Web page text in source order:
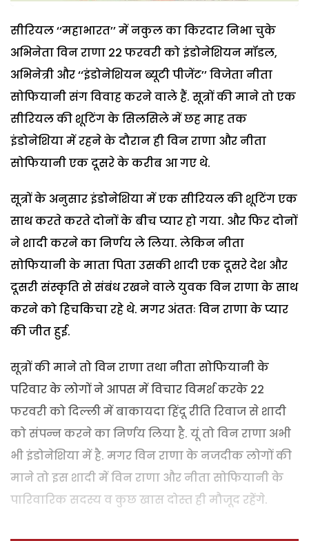
सीरियल ‘‘महाभारत’’ में नकुल का किरदार निभा चुके
अभिनेता विन राणा 22 फरवरी को इंडोनेशियन मॉडल,
अभिनेत्री और ‘‘इंडोनेशियन ब्यूटी पीजेंट’’ विजेता नीता
सोफियानी संग विवाह करने वाले हैं. सूत्रों की माने तो एक
सीरियल की शूटिंग के सिलसिले में छह माह तक
इंडोनेशिया में रहने के दौरान ही विन राणा और नीता
सोफियानी एक दूसरे के करीब आ गए थे.
सूत्रों के अनुसार इंडोनेशिया में एक सीरियल की शूटिंग एक
साथ करते करते दोनों के बीच प्यार हो गया. और फिर दोनों
ने शादी करने का निर्णय ले लिया. लेकिन नीता
सोफियानी के माता पिता उसकी शादी एक दूसरे देश और
दूसरी संस्कृति से संबंध रखने वाले युवक विन राणा के साथ
करने को हिचकिचा रहे थे. मगर अंततः विन राणा के प्यार
की जीत हुई.
सूत्रों की माने तो विन राणा तथा नीता सोफियानी के
परिवार के लोगों ने आपस में विचार विमर्श करके 22
फरवरी को दिल्ली में बाकायदा हिंदू रीति रिवाज से शादी
को संपन्न करने का निर्णय लिया है. यूं तो विन राणा अभी
भी इंडोनेशिया में है. मगर विन राणा के नजदीक लोगों की
माने तो इस शादी में विन राणा और नीता सोफियानी के
पारिवारिक सदस्य व कुछ खास दोस्त ही मौजूद रहेंगे.